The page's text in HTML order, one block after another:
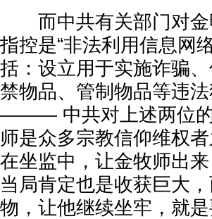
而中共有关部门对金
指控是“非法利用信息网
括：设立用于实施诈骗
禁物品、管制物品等违
——— 中共对上述两位的
师是众多宗教信仰维权
在坐监中，让金牧师出
当局肯定也是收获巨大
物，让他继续坐牢，就